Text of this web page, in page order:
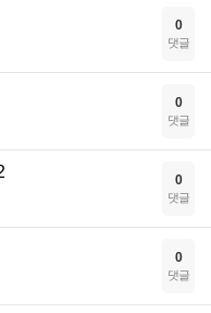
0
댓글
0
댓글
0
댓글
0
댓글